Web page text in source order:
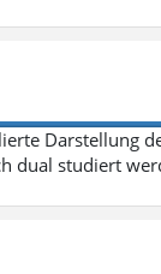
Darstellung
dual studiert